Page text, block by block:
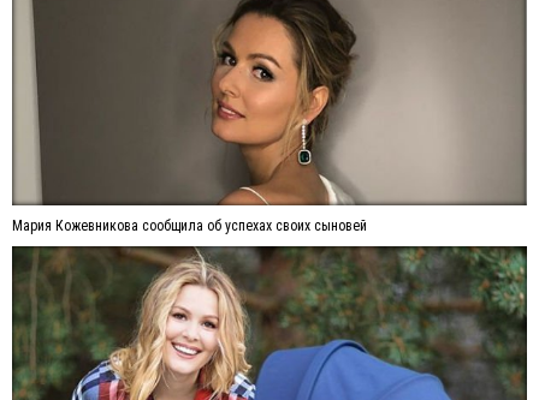
Мария Кожевникова сообщила об успехах своих сыновей